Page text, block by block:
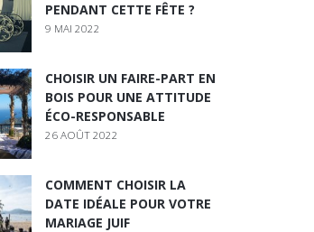
PENDANT CETTE FÊTE ?
9 MAI 2022
CHOISIR UN FAIRE-PART EN
BOIS POUR UNE ATTITUDE
ÉCO-RESPONSABLE
26 AOÛT 2022
COMMENT CHOISIR LA
DATE IDÉALE POUR VOTRE
MARIAGE JUIF